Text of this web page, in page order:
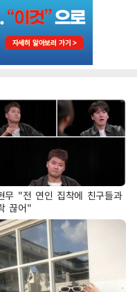
무 "전 연인 집착에 친구들과
끊어"